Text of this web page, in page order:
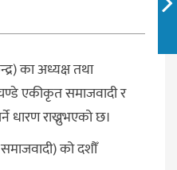
का अध्यक्ष तथा
एकीकृत समाजवादी र
धारण राख्नुभएको छ।
को दशौँ